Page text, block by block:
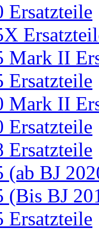
Ersatzteile
Mark II
Ersatzteile
Mark II
Ersatzteile
Ersatzteile
BJ
(Bis BJ
Ersatzteile